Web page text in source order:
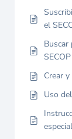
el
Buscar
Crear
Uso